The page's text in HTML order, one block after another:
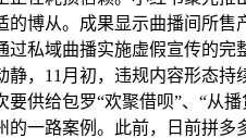
博从。成果显示曲播间所售
过私域曲播实施虚假宣传的
，11月初，违规内容形态
供给包罗“欢聚借呗”、“从
一路案例。此前，日前拼